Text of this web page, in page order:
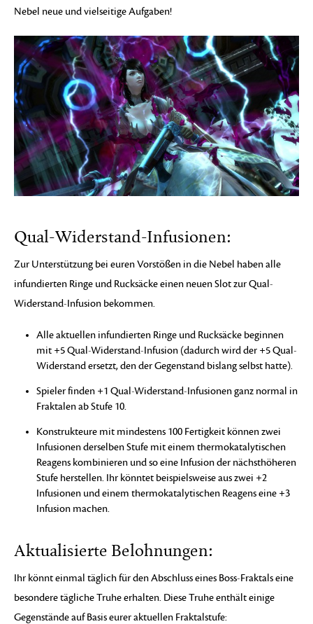
Nebel neue und vielseitige Aufgaben!
Qual-Widerstand-Infusionen:
Zur Unterstützung bei euren Vorstößen in die Nebel haben alle
infundierten Ringe und Rucksäcke einen neuen Slot zur Qual-
Widerstand-Infusion bekommen.
Alle aktuellen infundierten Ringe und Rucksäcke beginnen
mit +5 Qual-Widerstand-Infusion (dadurch wird der +5 Qual-
Widerstand ersetzt, den der Gegenstand bislang selbst hatte).
Spieler finden +1 Qual-Widerstand-Infusionen ganz normal in
Fraktalen ab Stufe 10.
Konstrukteure mit mindestens 100 Fertigkeit können zwei
Infusionen derselben Stufe mit einem thermokatalytischen
Reagens kombinieren und so eine Infusion der nächsthöheren
Stufe herstellen. Ihr könntet beispielsweise aus zwei +2
Infusionen und einem thermokatalytischen Reagens eine +3
Infusion machen.
Aktualisierte Belohnungen:
Ihr könnt einmal täglich für den Abschluss eines Boss-Fraktals eine
besondere tägliche Truhe erhalten. Diese Truhe enthält einige
Gegenstände auf Basis eurer aktuellen Fraktalstufe: